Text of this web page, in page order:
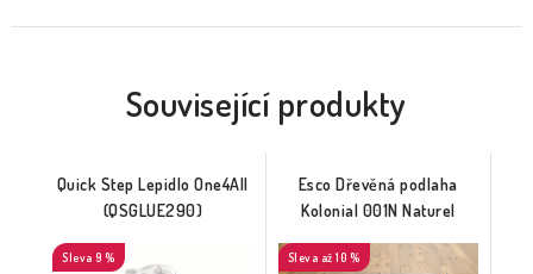
Související produkty
Quick Step Lepidlo One4All
(QSGLUE290)
9 %
Esco Dřevěná podlaha
Kolonial 001N Naturel
až 10 %